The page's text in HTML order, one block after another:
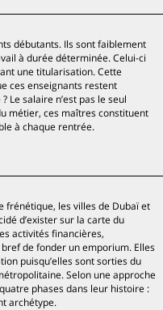
débutants. Ils sont faiblement
à durée déterminée. Celui-ci
une titularisation. Cette
ces enseignants restent
Le salaire n’est pas le seul
métier, ces maîtres constituent
à chaque rentrée.
frénétique, les villes de Dubaï et
d’exister sur la carte du
activités financières,
de fonder un emporium. Elles
puisqu’elles sont sorties du
Selon une approche
phases dans leur histoire :
archétype.